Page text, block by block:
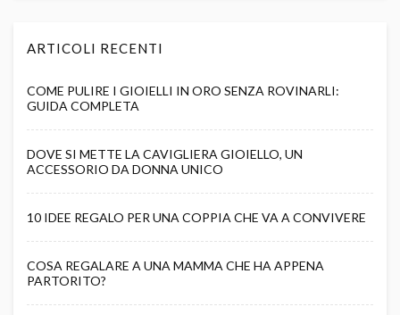
ARTICOLI RECENTI
COME PULIRE I GIOIELLI IN ORO SENZA ROVINARLI:
GUIDA COMPLETA
DOVE SI METTE LA CAVIGLIERA GIOIELLO, UN
ACCESSORIO DA DONNA UNICO
10 IDEE REGALO PER UNA COPPIA CHE VA A CONVIVERE
COSA REGALARE A UNA MAMMA CHE HA APPENA
PARTORITO?